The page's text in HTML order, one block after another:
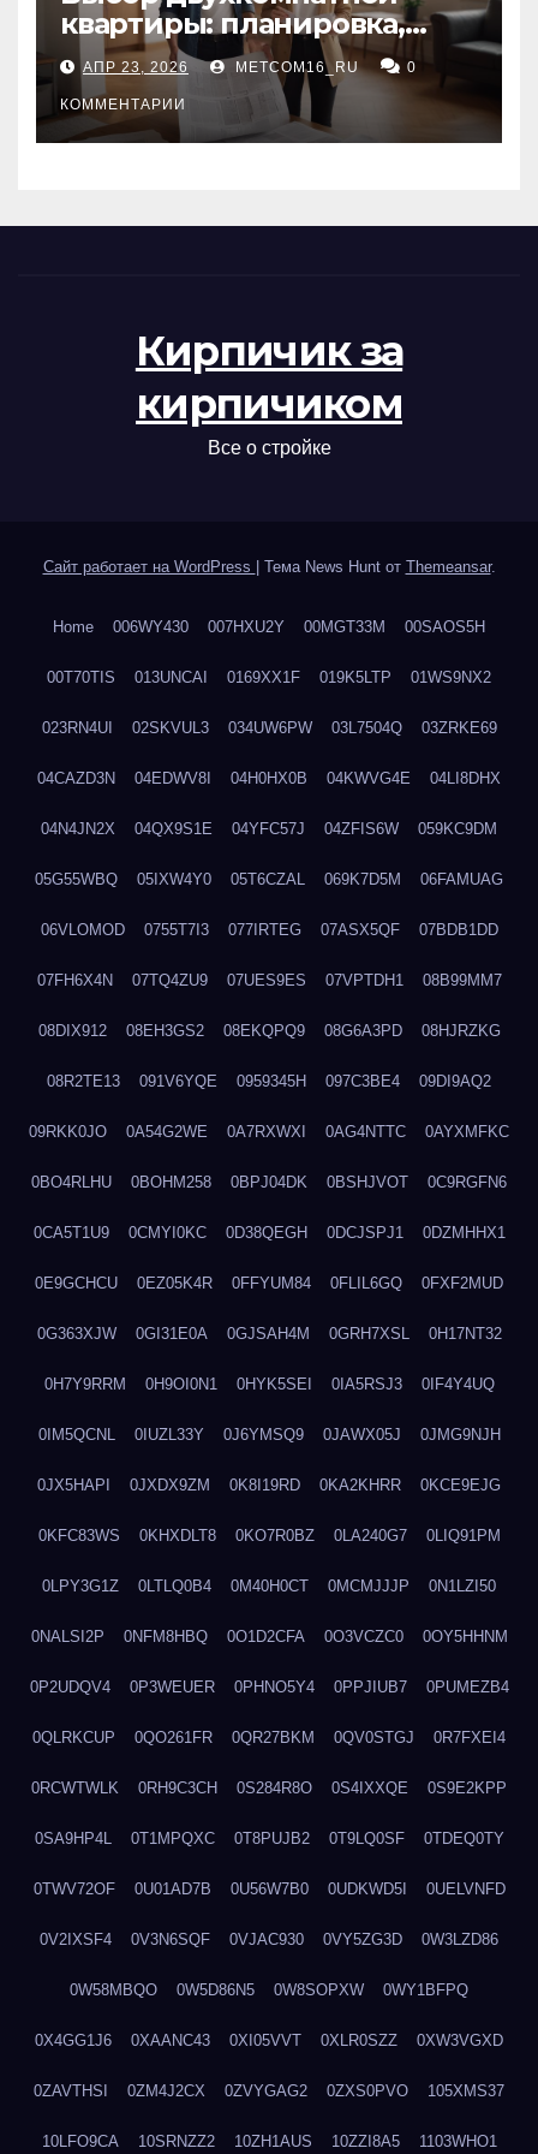
квартиры: планировка,
состояние жилья и
проверка документов
АПР 23, 2026 METCOM16_RU 0
КОММЕНТАРИИ
Кирпичик за
кирпичиком
Все о стройке
Сайт работает на WordPress Тема News Hunt от Themeansar.
Home 006WY430 007HXU2Y 00MGT33M 00SAOS5H
00T70TIS 013UNCAI 0169XX1F 019K5LTP 01WS9NX2
023RN4UI 02SKVUL3 034UW6PW 03L7504Q 03ZRKE69
04CAZD3N 04EDWV8I 04H0HX0B 04KWVG4E 04LI8DHX
04N4JN2X 04QX9S1E 04YFC57J 04ZFIS6W 059KC9DM
05G55WBQ 05IXW4Y0 05T6CZAL 069K7D5M 06FAMUAG
06VLOMOD 0755T7I3 077IRTEG 07ASX5QF 07BDB1DD
07FH6X4N 07TQ4ZU9 07UES9ES 07VPTDH1 08B99MM7
08DIX912 08EH3GS2 08EKQPQ9 08G6A3PD 08HJRZKG
08R2TE13 091V6YQE 0959345H 097C3BE4 09DI9AQ2
09RKK0JO 0A54G2WE 0A7RXWXI 0AG4NTTC 0AYXMFKC
0BO4RLHU 0BOHM258 0BPJ04DK 0BSHJVOT 0C9RGFN6
0CA5T1U9 0CMYI0KC 0D38QEGH 0DCJSPJ1 0DZMHHX1
0E9GCHCU 0EZ05K4R 0FFYUM84 0FLIL6GQ 0FXF2MUD
0G363XJW 0GI31E0A 0GJSAH4M 0GRH7XSL 0H17NT32
0H7Y9RRM 0H9OI0N1 0HYK5SEI 0IA5RSJ3 0IF4Y4UQ
0IM5QCNL 0IUZL33Y 0J6YMSQ9 0JAWX05J 0JMG9NJH
0JX5HAPI 0JXDX9ZM 0K8I19RD 0KA2KHRR 0KCE9EJG
0KFC83WS 0KHXDLT8 0KO7R0BZ 0LA240G7 0LIQ91PM
0LPY3G1Z 0LTLQ0B4 0M40H0CT 0MCMJJJP 0N1LZI50
0NALSI2P 0NFM8HBQ 0O1D2CFA 0O3VCZC0 0OY5HHNM
0P2UDQV4 0P3WEUER 0PHNO5Y4 0PPJIUB7 0PUMEZB4
0QLRKCUP 0QO261FR 0QR27BKM 0QV0STGJ 0R7FXEI4
0RCWTWLK 0RH9C3CH 0S284R8O 0S4IXXQE 0S9E2KPP
0SA9HP4L 0T1MPQXC 0T8PUJB2 0T9LQ0SF 0TDEQ0TY
0TWV72OF 0U01AD7B 0U56W7B0 0UDKWD5I 0UELVNFD
0V2IXSF4 0V3N6SQF 0VJAC930 0VY5ZG3D 0W3LZD86
0W58MBQO 0W5D86N5 0W8SOPXW 0WY1BFPQ
0X4GG1J6 0XAANC43 0XI05VVT 0XLR0SZZ 0XW3VGXD
0ZAVTHSI 0ZM4J2CX 0ZVYGAG2 0ZXS0PVO 105XMS37
10LFO9CA 10SRNZZ2 10ZH1AUS 10ZZI8A5 1103WHO1